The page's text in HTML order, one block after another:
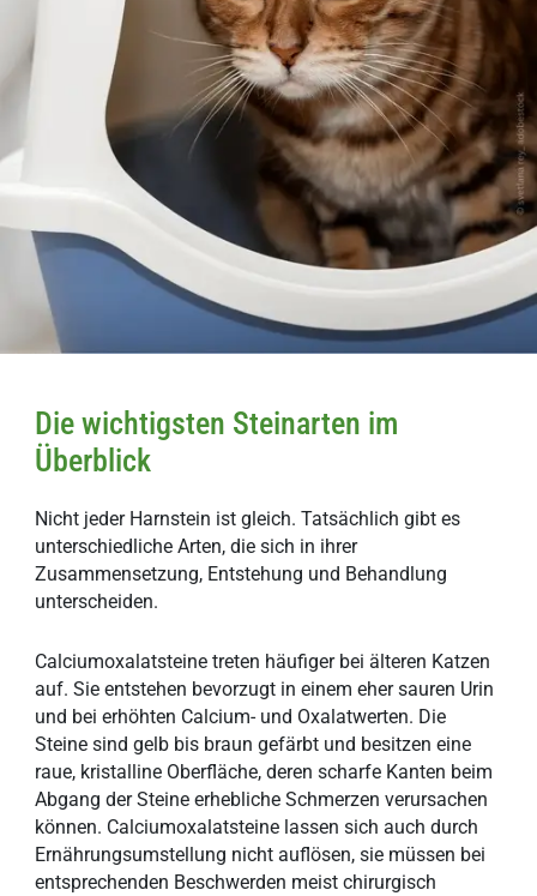
Die wichtigsten Steinarten im
Überblick
Nicht jeder Harnstein ist gleich. Tatsächlich gibt es
unterschiedliche Arten, die sich in ihrer
Zusammensetzung, Entstehung und Behandlung
unterscheiden.
Calciumoxalatsteine treten häufiger bei älteren Katzen
auf. Sie entstehen bevorzugt in einem eher sauren Urin
und bei erhöhten Calcium- und Oxalatwerten. Die
Steine sind gelb bis braun gefärbt und besitzen eine
raue, kristalline Oberfläche, deren scharfe Kanten beim
Abgang der Steine erhebliche Schmerzen verursachen
können. Calciumoxalatsteine lassen sich auch durch
Ernährungsumstellung nicht auflösen, sie müssen bei
entsprechenden Beschwerden meist chirurgisch